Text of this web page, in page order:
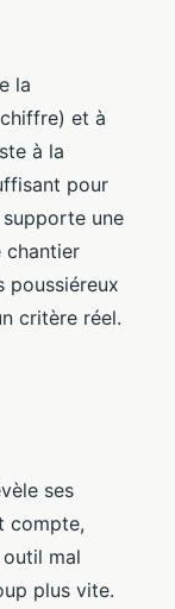
la
et à
à la
pour
supporte une
chantier
poussiéreux
critère réel.
ses
compte,
outil mal
plus vite.